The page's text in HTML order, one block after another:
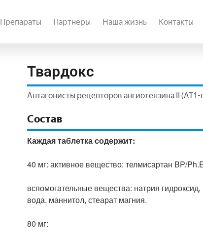
Препараты Партнеры Наша жизнь Контакты
Твардокс
Антагонисты рецепторов ангиотензина II
Состав
Каждая таблетка содержит:
40 мг: активное вещество: телмисартан BP/
вспомогательные вещества: натрия
вода, маннитол, стеарат магния.
80 мг: